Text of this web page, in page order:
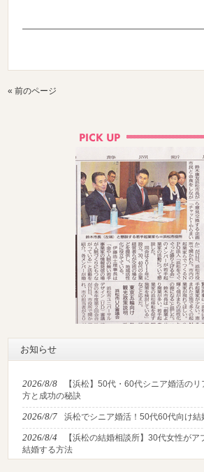
« 前のページ
お知らせ
2026/8/8
【浜松】50代・60代シニア婚活の
方と成功の秘訣
2026/8/7 浜松でシニア婚活！50代60代向け
2026/8/4
【浜松の結婚相談所】30代女性が
結婚する方法